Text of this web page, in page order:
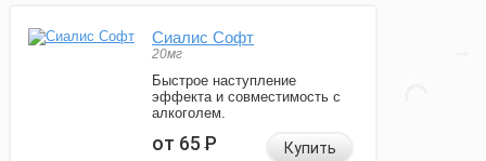
Сиалис Софт
20мг
Быстрое наступление
эффекта и совместимость с
алкоголем.
от 65Р Купить